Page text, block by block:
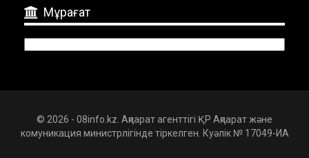
Мұрағат
© 2026 - 08info.kz. Ақпарат агенттігі ҚР Ақпарат және
комуникация министрлігінде тіркелген. Куәлік № 17049-ИА